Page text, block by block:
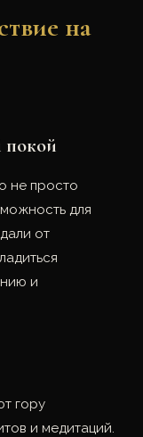
на
покой
не просто
для
от
и
гору
и медитаций.